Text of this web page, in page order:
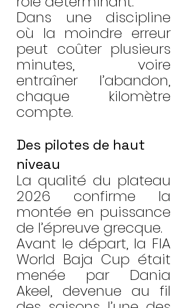
Dans une discipline
où la moindre erreur
peut coûter plusieurs
minutes, voire
entraîner l’abandon,
chaque kilomètre
compte.
Des pilotes de haut
niveau
La qualité du plateau
2026 confirme la
montée en puissance
de l’épreuve grecque.
Avant le départ, la FIA
World Baja Cup était
menée par Dania
Akeel, devenue au fil